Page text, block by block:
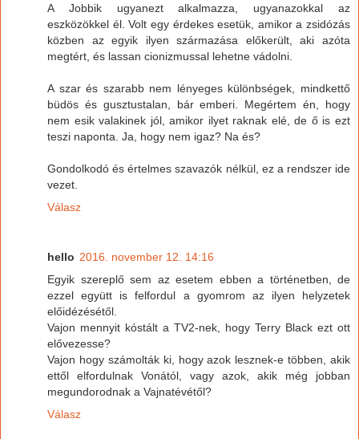
A Jobbik ugyanezt alkalmazza, ugyanazokkal az
eszközökkel él. Volt egy érdekes esetük, amikor a zsidózás
közben az egyik ilyen származása előkerült, aki azóta
megtért, és lassan cionizmussal lehetne vádolni.
A szar és szarabb nem lényeges különbségek, mindkettő
büdös és gusztustalan, bár emberi. Megértem én, hogy
nem esik valakinek jól, amikor ilyet raknak elé, de ő is ezt
teszi naponta. Ja, hogy nem igaz? Na és?
Gondolkodó és értelmes szavazók nélkül, ez a rendszer ide
vezet.
Válasz
hello 2016. november 12. 14:16
Egyik szereplő sem az esetem ebben a történetben, de
ezzel együtt is felfordul a gyomrom az ilyen helyzetek
előidézésétől.
Vajon mennyit kóstált a TV2-nek, hogy Terry Black ezt ott
elővezesse?
Vajon hogy számolták ki, hogy azok lesznek-e többen, akik
ettől elfordulnak Vonától, vagy azok, akik még jobban
megundorodnak a Vajnatévétől?
Válasz